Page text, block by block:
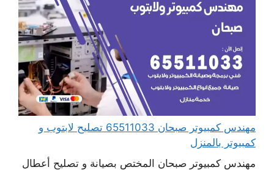
مهندس كمبيوتر صبحان 65511033 تصليح لابتوب و
كمبيوتر بالمنزل
مهندس كمبيوتر صبحان المختص بصيانة و تصليح أعطال